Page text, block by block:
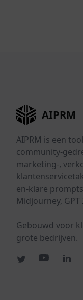
AIPRM
AIPRM is een
community-
marketing-,
en-klare
Midjourney,
Gebouwd voor
grote bedrijven.